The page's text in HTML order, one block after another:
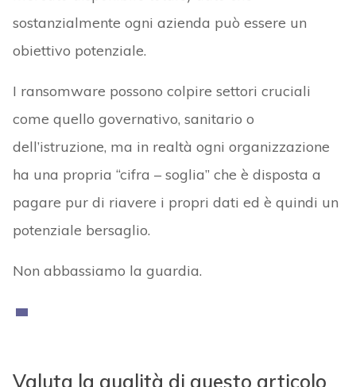
sostanzialmente ogni azienda può essere un
obiettivo potenziale.
I ransomware possono colpire settori cruciali
come quello governativo, sanitario o
dell’istruzione, ma in realtà ogni organizzazione
ha una propria “cifra – soglia” che è disposta a
pagare pur di riavere i propri dati ed è quindi un
potenziale bersaglio.
Non abbassiamo la guardia.
Valuta la qualità di questo articolo